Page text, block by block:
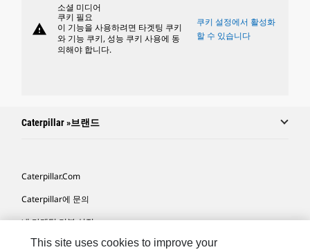
warning
소셜 미디어
쿠키 필요
이 기능을 사용하려면 타겟팅 쿠키
와 기능 쿠키, 성능 쿠키 사용에 동
의해야 합니다.
쿠키 설정에서 활성화
할 수 있습니다
Caterpillar »브랜드
Caterpillar.com
Caterpillar에 문의
내 마케팅 기본 설정
사이트 맵
This site uses cookies to improve your